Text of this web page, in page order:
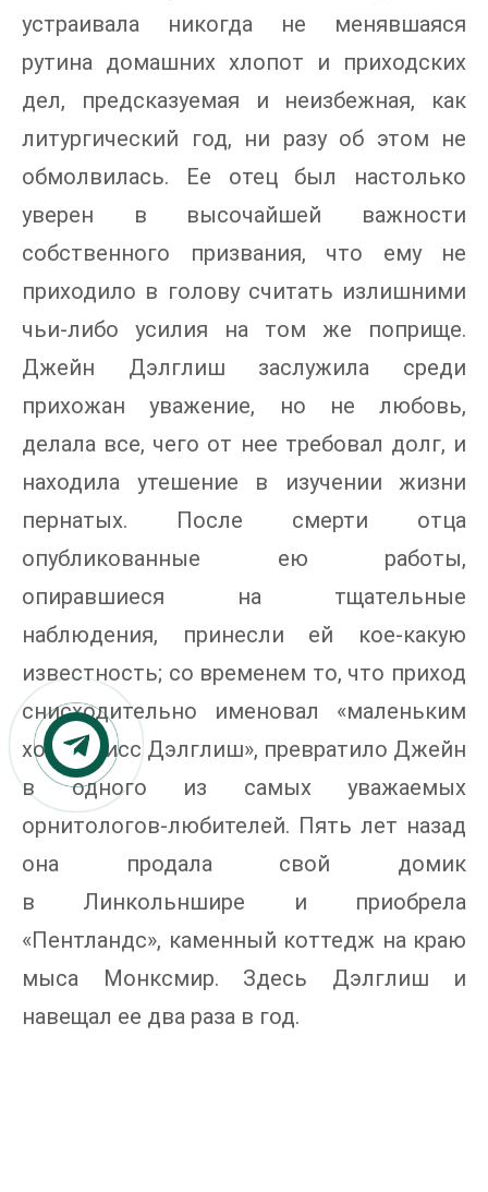
устраивала никогда не менявшаяся
рутина домашних хлопот и приходских
дел, предсказуемая и неизбежная, как
литургический год, ни разу об этом не
обмолвилась. Ее отец был настолько
уверен в высочайшей важности
собственного призвания, что ему не
приходило в голову считать излишними
чьи-либо усилия на том же поприще.
Джейн Дэлглиш заслужила среди
прихожан уважение, но не любовь,
делала все, чего от нее требовал долг, и
находила утешение в изучении жизни
пернатых. После смерти отца
опубликованные ею работы,
опиравшиеся на тщательные
наблюдения, принесли ей кое-какую
известность; со временем то, что приход
снисходительно именовал «маленьким
хобби мисс Дэлглиш», превратило Джейн
в одного из самых уважаемых
орнитологов-любителей. Пять лет назад
она продала свой домик
в Линкольншире и приобрела
«Пентландс», каменный коттедж на краю
мыса Монксмир. Здесь Дэлглиш и
навещал ее два раза в год.